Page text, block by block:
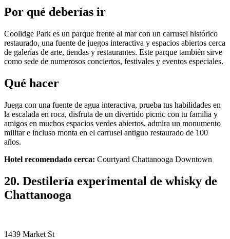
Por qué deberías ir
Coolidge Park es un parque frente al mar con un carrusel histórico
restaurado, una fuente de juegos interactiva y espacios abiertos cerca
de galerías de arte, tiendas y restaurantes. Este parque también sirve
como sede de numerosos conciertos, festivales y eventos especiales.
Qué hacer
Juega con una fuente de agua interactiva, prueba tus habilidades en
la escalada en roca, disfruta de un divertido picnic con tu familia y
amigos en muchos espacios verdes abiertos, admira un monumento
militar e incluso monta en el carrusel antiguo restaurado de 100
años.
Hotel recomendado cerca: Courtyard Chattanooga Downtown
20. Destilería experimental de whisky de
Chattanooga
1439 Market St